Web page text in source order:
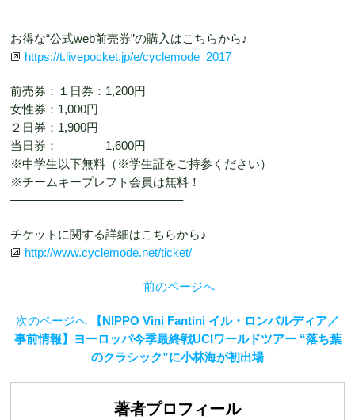
——————————————–
お得な“公式web前売券”の購入はこちらから♪
https://t.livepocket.jp/e/cyclemode_2017
前売券：１日券：1,200円
女性券：1,000円
２日券：1,900円
当日券： 1,600円
※中学生以下無料（※学生証をご持参ください）
※チームキープレフト会員は無料！
——————————————–
チケットに関する詳細はこちらから♪
http://www.cyclemode.net/ticket/
前のページへ
次のページへ
【NIPPO Vini Fantini イル・ロンバルディア／
事前情報】ヨーロッパ今季最終戦UCIワールドツアー “落ち葉
のクラシック”に小林海が初出場
著者プロフィール